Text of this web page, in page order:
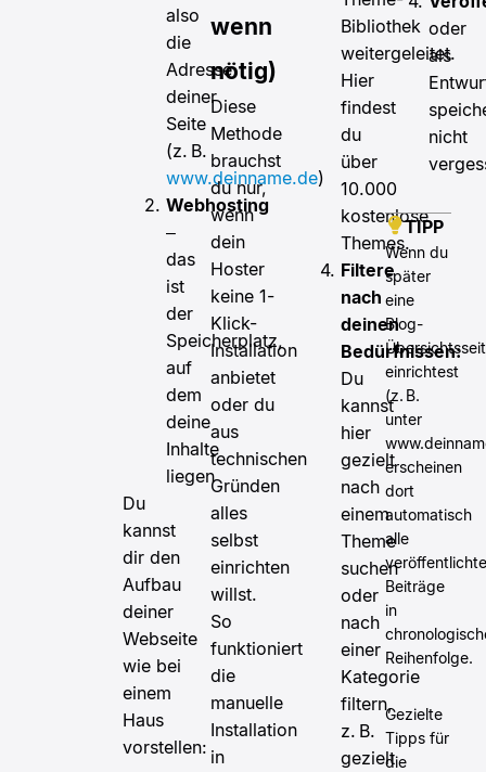
also
die
Adresse
deiner
Seite
(z. B.
www.deinname.de)
Webhosting
–
das
ist
der
Speicherplatz,
auf
dem
deine
Inhalte
liegen
Du
kannst
dir den
Aufbau
deiner
Webseite
wie bei
einem
Haus
vorstellen:
wenn
nötig)
Diese
Methode
brauchst
du nur,
wenn
dein
Hoster
keine 1-
Klick-
Installation
anbietet
oder du
aus
technischen
Gründen
alles
selbst
einrichten
willst.
So
funktioniert
die
manuelle
Installation
in
Bibliothek
weitergeleitet.
Hier
findest
du
über
10.000
kostenlose
Themes.
Filtere
nach
deinen
Bedürfnissen:
Du
kannst
hier
gezielt
nach
einem
Theme
suchen
oder
nach
einer
Kategorie
filtern,
z. B.
gezielt
oder
als
nicht
TIPP
Wenn du
später
eine
Blog-
einrichtest
(z. B.
unter
erscheinen
dort
automatisch
alle
Beiträge
in
Reihenfolge.
Gezielte
Tipps für
die